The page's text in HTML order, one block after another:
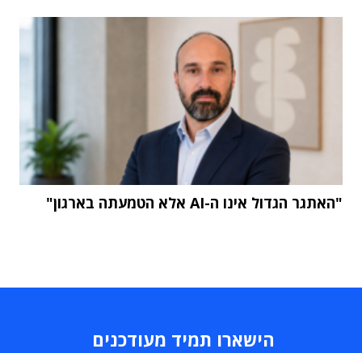
"האתגר הגדול אינו ה-AI אלא הטמעתה בארגון"
הישארו תמיד מעודכנים